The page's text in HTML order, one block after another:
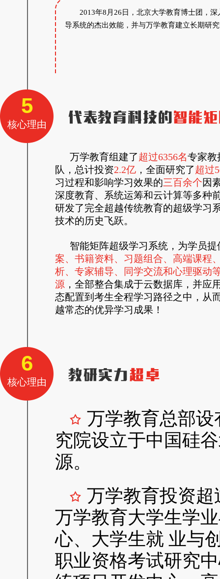
2013年8月26日，北京大学教育博士团，
导系统的杰出效能，并与万学教育建立长期研
5
核心理由
万学教育组建了超过6356名专家教
队，总计投资2.2亿 ，全面研究了超过
习过程和影响学习效果的三百余个因
深度教育、系统运筹和云计算等多种
研发了完全超越传统教育的超级学习
技术的历史飞跃。
智能矩阵超级学习系统，为学员提
案、书籍资料、习题组合、高端课程
析、专家辅导、同学交流和心理驱动
源 ，全部整合集成于云数据库，并应
态配置到考生全程学习路径之中，从
越常态的优异学习成果！
6
核心理由
万学教育总部
究院设立于中国硅
源。
万学教育投资超
万学教育大学生学
心、大学生就 业与
职业资格考试研究